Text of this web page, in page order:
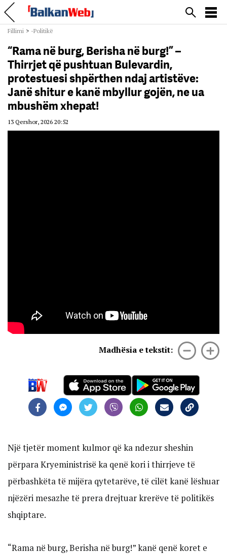
Fillimi > -Politikë
“Rama në burg, Berisha në burg!” –
Thirrjet që pushtuan Bulevardin,
protestuesi shpërthen ndaj artistëve:
Janë shitur e kanë mbyllur gojën, ne ua
mbushëm xhepat!
13 Qershor, 2026 20:52
Madhësia e tekstit:
Një tjetër moment kulmor që ka ndezur sheshin
përpara Kryeministrisë ka qenë kori i thirrjeve të
përbashkëta të mijëra qytetarëve, të cilët kanë lëshuar
njëzëri mesazhe të prera drejtuar krerëve të politikës
shqiptare.
“Rama në burg, Berisha në burg!” kanë qenë koret e